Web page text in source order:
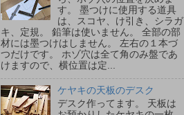
す。 墨つけに使用する道具
は、スコヤ、け引き、シラガ
キ、定規。 鉛筆は使いません。 全部の部
材には墨つけはしません。 左右の１本づ
つだけです。 ホゾ穴は全て角のみ盤であ
けますので、横位置は定...
ケヤキの天板のデスク
デスク作ってます。 天板は